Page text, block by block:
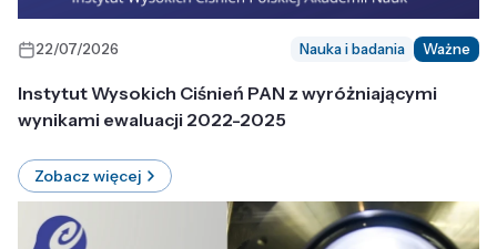
22/07/2026 Nauka i badania Ważne
Instytut Wysokich Ciśnień PAN z wyróżniającymi
wynikami ewaluacji 2022-2025
Zobacz więcej